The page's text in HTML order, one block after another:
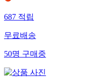
687 적립
무료배송
50명 구매중